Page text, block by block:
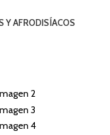
Y AFRODISÍACOS